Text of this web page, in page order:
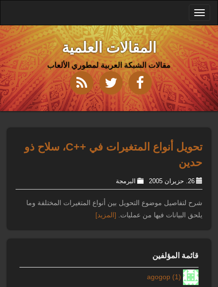
Toggle
navigation
المقالات العلمية
مقالات الشبكة العربية لمطوري الألعاب
تحويل أنواع المتغيرات في ++C، سلاح ذو
حدين
26. حزيران 2005 البرمجة
شرح لتفاصيل موضوع التحويل بين أنواع المتغيرات المختلفة وما
يلحق البيانات فيها من عمليات. [المزيد]
قائمة المؤلفين
agogop (1)